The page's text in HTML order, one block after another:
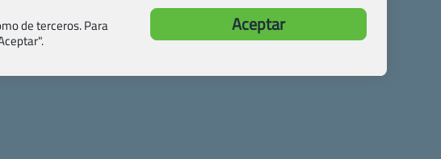
27
de terceros. Para
Aceptar